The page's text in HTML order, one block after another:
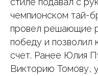
чемпионском тай-
провел решающие
победу и позволил
счет. Ранее Юлия
Викторию Томову,